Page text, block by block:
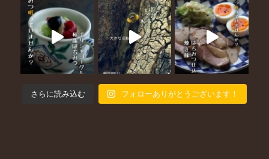
さらに読み込む フォローありがとうございます！